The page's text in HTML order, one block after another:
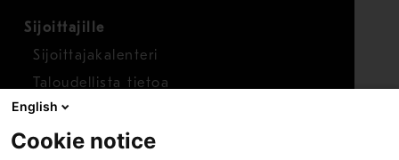
Sijoittajille
Sijoittajakalenteri
Taloudellista tietoa
Osakkeet
Raportoi huolenaihe
English
Cookie notice